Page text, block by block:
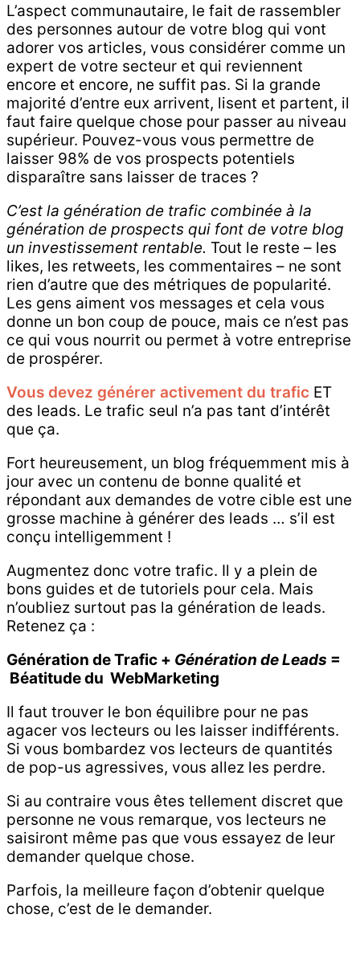
L’aspect communautaire, le fait de rassembler
des personnes autour de votre blog qui vont
adorer vos articles, vous considérer comme un
expert de votre secteur et qui reviennent
encore et encore, ne suffit pas. Si la grande
majorité d’entre eux arrivent, lisent et partent, il
faut faire quelque chose pour passer au niveau
supérieur. Pouvez-vous vous permettre de
laisser 98% de vos prospects potentiels
disparaître sans laisser de traces ?
C’est la génération de trafic combinée à la
génération de prospects qui font de votre blog
un investissement rentable. Tout le reste – les
likes, les retweets, les commentaires – ne sont
rien d’autre que des métriques de popularité.
Les gens aiment vos messages et cela vous
donne un bon coup de pouce, mais ce n’est pas
ce qui vous nourrit ou permet à votre entreprise
de prospérer.
Vous devez générer activement du trafic ET
des leads. Le trafic seul n’a pas tant d’intérêt
que ça.
Fort heureusement, un blog fréquemment mis à
jour avec un contenu de bonne qualité et
répondant aux demandes de votre cible est une
grosse machine à générer des leads … s’il est
conçu intelligemment !
Augmentez donc votre trafic. Il y a plein de
bons guides et de tutoriels pour cela. Mais
n’oubliez surtout pas la génération de leads.
Retenez ça :
Génération de Trafic + Génération de Leads =
Béatitude du WebMarketing
Il faut trouver le bon équilibre pour ne pas
agacer vos lecteurs ou les laisser indifférents.
Si vous bombardez vos lecteurs de quantités
de pop-us agressives, vous allez les perdre.
Si au contraire vous êtes tellement discret que
personne ne vous remarque, vos lecteurs ne
saisiront même pas que vous essayez de leur
demander quelque chose.
Parfois, la meilleure façon d’obtenir quelque
chose, c’est de le demander.